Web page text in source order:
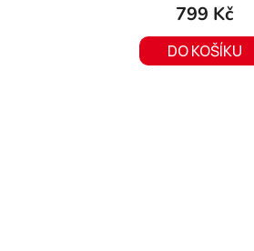
799 Kč
DO KOŠÍKU